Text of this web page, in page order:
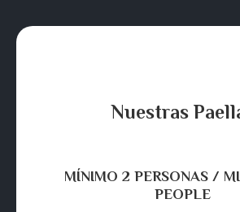
Nuestras
MÍNIMO 2 PERSONAS /
PEOPLE